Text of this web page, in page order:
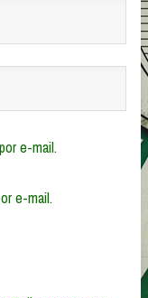
e-mail.
e-mail.